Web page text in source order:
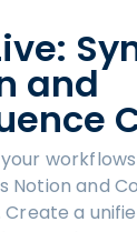
and
Notion and
a